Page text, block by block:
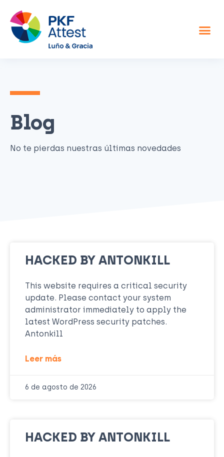
Blog
No te pierdas nuestras últimas novedades
HACKED BY ANTONKILL
This website requires a critical security
update. Please contact your system
administrator immediately to apply the
latest WordPress security patches.
Antonkill
Leer más
6 de agosto de 2026
HACKED BY ANTONKILL